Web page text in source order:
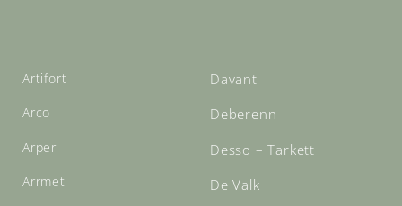
Artifort
Arco
Arper
Arrmet
Davant
Deberenn
Desso – Tarkett
De Valk